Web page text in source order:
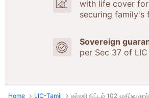
with life cover for
securing family's
Sovereign
per Sec 37 of
Home LIC-Tamil எல்ஐசி திட்டம் 102 முதிர்வு